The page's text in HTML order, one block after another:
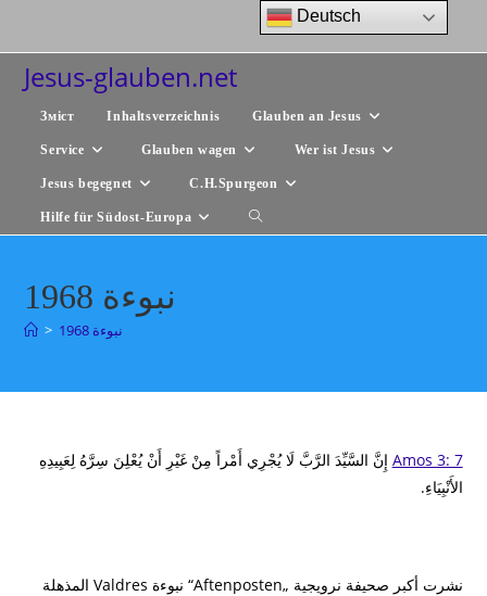
springenJesus-glauben.net
Зміст Inhaltsverzeichnis Glauben an Jesus
Service Glauben wagen Wer ist Jesus
Jesus begegnet C.H.Spurgeon
Hilfe für Südost-Europa Website-
نبوءة 1968
> نبوءة 1968
Amos 3: 7 إِنَّ السَّيِّدَ الرَّبَّ لَا يُجْرِي أَمْراً مِنْ غَيْرِ أَنْ يُعْلِنَ سِرَّهُ لِعَبِيدِهِ
الأَنْبِيَاءِ.
نشرت أكبر صحيفة نرويجية „Aftenposten“ نبوءة Valdres المذهلة
Deutsch